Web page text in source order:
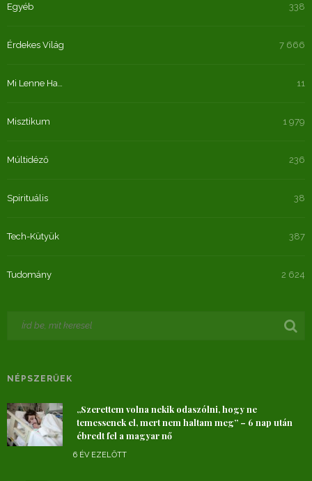
Egyéb 338
Érdekes Világ 7 666
Mi Lenne Ha… 11
Misztikum 1 979
Múltidéző 236
Spirituális 38
Tech-Kütyük 387
Tudomány 2 624
NÉPSZERŰEK
„Szerettem volna nekik odaszólni, hogy ne
temessenek el, mert nem haltam meg” – 6 nap után
ébredt fel a magyar nő
6 ÉV EZELŐTT